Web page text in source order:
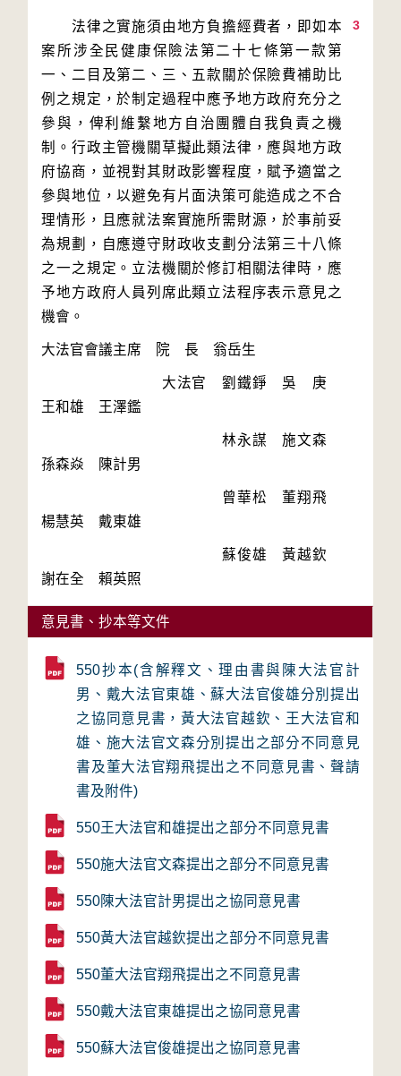
3
法律之實施須由地方負擔經費者，即如本
案所涉全民健康保險法第二十七條第一款第
一、二目及第二、三、五款關於保險費補助比
例之規定，於制定過程中應予地方政府充分之
參與，俾利維繫地方自治團體自我負責之機
制。行政主管機關草擬此類法律，應與地方政
府協商，並視對其財政影響程度，賦予適當之
參與地位，以避免有片面決策可能造成之不合
理情形，且應就法案實施所需財源，於事前妥
為規劃，自應遵守財政收支劃分法第三十八條
之一之規定。立法機關於修訂相關法律時，應
予地方政府人員列席此類立法程序表示意見之
大法官　劉鐵錚　吳　庚
林永謀　施文森
曾華松　董翔飛
蘇俊雄　黃越欽
謝在全　賴英照
意見書、抄本等文件
550抄本(含解釋文、理由書與陳大法官計
男、戴大法官東雄、蘇大法官俊雄分別提出
之協同意見書，黃大法官越欽、王大法官和
雄、施大法官文森分別提出之部分不同意見
書及董大法官翔飛提出之不同意見書、聲請
書及附件)
550王大法官和雄提出之部分不同意見書
550施大法官文森提出之部分不同意見書
550陳大法官計男提出之協同意見書
550黃大法官越欽提出之部分不同意見書
550董大法官翔飛提出之不同意見書
550戴大法官東雄提出之協同意見書
550蘇大法官俊雄提出之協同意見書